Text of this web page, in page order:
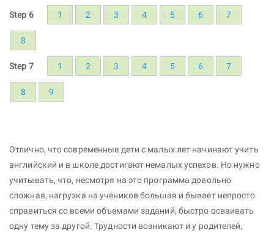
Step 6 1 2 3 4 5 6 7
8
Step 7 1 2 3 4 5 6 7
8 9
Отлично, что современные дети с малых лет начинают учить
английский и в школе достигают немалых успехов. Но нужно
учитывать, что, несмотря на это программа довольно
сложная, нагрузка на учеников большая и бывает непросто
справиться со всеми объемами заданий, быстро осваивать
одну тему за другой. Трудности возникают и у родителей,